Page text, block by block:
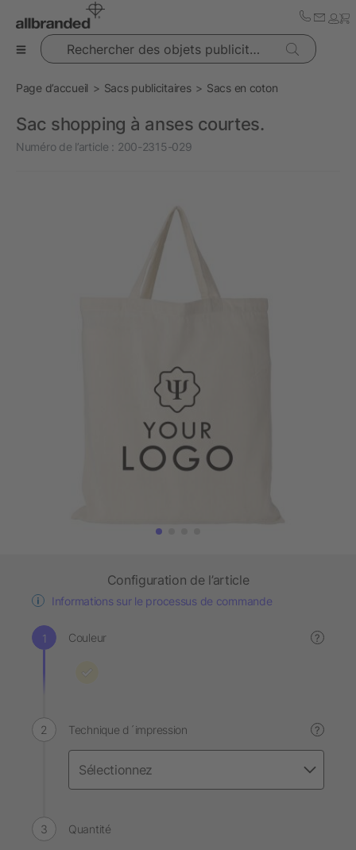
Rechercher des objets publicitaires
Page d’accueil Sacs publicitaires Sacs en coton
Sac shopping à anses courtes.
Numéro de l’article : 200-2315-029
Configuration de l’article
Informations sur le processus de commande
Couleur ?
Technique d´impression ?
Quantité